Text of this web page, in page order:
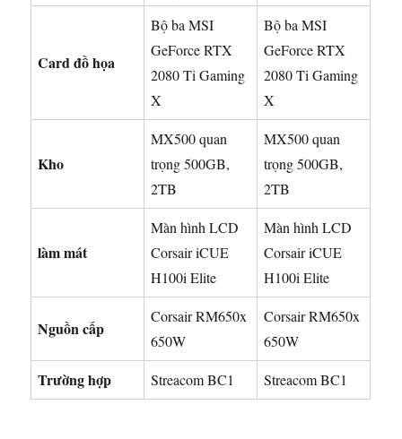
Card đồ họa
Bộ ba MSI
GeForce RTX
2080 Ti Gaming
X
Bộ ba MSI
GeForce RTX
2080 Ti Gaming
X
Kho
MX500 quan
trọng 500GB,
2TB
MX500 quan
trọng 500GB,
2TB
làm mát
Màn hình LCD
Corsair iCUE
H100i Elite
Màn hình LCD
Corsair iCUE
H100i Elite
Nguồn cấp
Corsair RM650x
650W
Corsair RM650x
650W
Trường hợp Streacom BC1 Streacom BC1